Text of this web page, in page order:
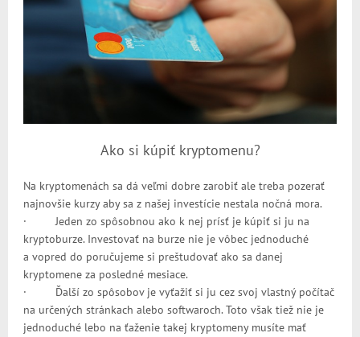
Ako si kúpiť kryptomenu?
Na kryptomenách sa dá veľmi dobre zarobiť ale treba pozerať
najnovšie kurzy aby sa z našej investície nestala nočná mora.
· Jeden zo spôsobnou ako k nej prísť je kúpiť si ju na
kryptoburze. Investovať na burze nie je vôbec jednoduché
a vopred do poručujeme si preštudovať ako sa danej
kryptomene za posledné mesiace.
· Ďalší zo spôsobov je vyťažiť si ju cez svoj vlastný počítač
na určených stránkach alebo softwaroch. Toto však tiež nie je
jednoduché lebo na ťaženie takej kryptomeny musíte mať